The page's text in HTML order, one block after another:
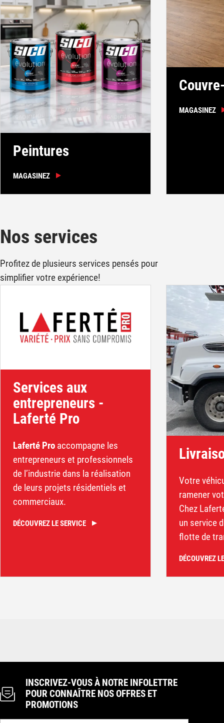
Peintures
MAGASINEZ
MAGASINEZ
Nos services
Profitez de plusieurs services pensés pour
simplifier votre expérience!
Services aux
entrepreneurs -
Laferté Pro
Laferté Pro accompagne les
entrepreneurs et professionnels
de l’industrie dans la réalisation
de leurs projets résidentiels et
commerciaux.
DÉCOUVREZ LE SERVICE
Votre
ramener
Chez
un service
flotte de
DÉCOUVREZ
INSCRIVEZ-VOUS À NOTRE INFOLETTRE
POUR CONNAÎTRE NOS OFFRES ET
PROMOTIONS